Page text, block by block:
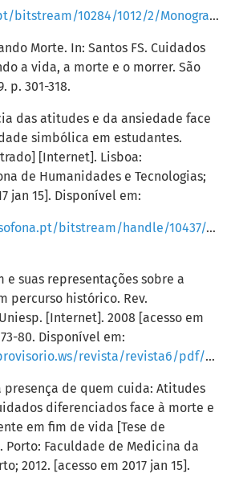
http://bdigital.ufp.pt/bitstream/10284/1012/2/Monografia.pdf
Morte. In: Santos FS. Cuidados
a vida, a morte e o morrer. São
p. 301-318.
das atitudes e da ansiedade face
simbólica em estudantes.
[Internet]. Lisboa:
de Humanidades e Tecnologias;
jan 15]. Disponível em:
bitstream/handle/10437/
e suas representações sobre a
percurso histórico. Rev.
[Internet]. 2008 [acesso em
73-80. Disponível em:
revista/revista6/pdf/8.pdf
presença de quem cuida: Atitudes
diferenciados face à morte e
em fim de vida [Tese de
Porto: Faculdade de Medicina da
2012. [acesso em 2017 jan 15].